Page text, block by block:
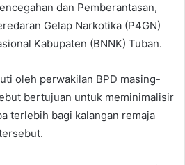
dan Pemberantasan,
Gelap Narkotika (P4GN)
Kabupaten (BNNK) Tuban.
oleh perwakilan BPD masing-
bertujuan untuk meminimalisir
terlebih bagi kalangan remaja